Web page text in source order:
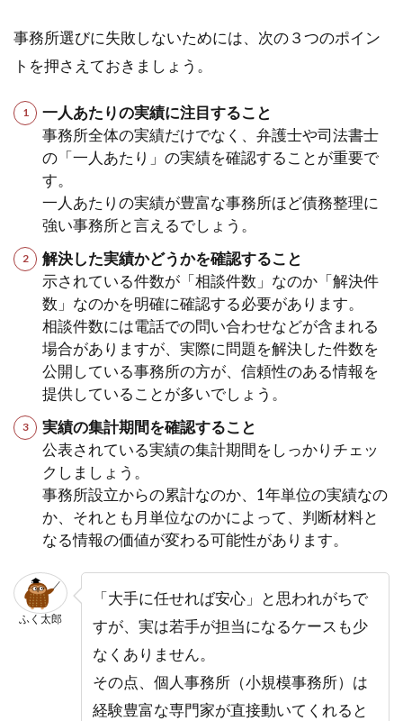
事務所選びに失敗しないためには、次の３つのポイン
トを押さえておきましょう。
一人あたりの実績に注目すること
事務所全体の実績だけでなく、弁護士や司法書士
の「一人あたり」の実績を確認することが重要で
す。
一人あたりの実績が豊富な事務所ほど債務整理に
強い事務所と言えるでしょう。
解決した実績かどうかを確認すること
示されている件数が「相談件数」なのか「解決件
数」なのかを明確に確認する必要があります。
相談件数には電話での問い合わせなどが含まれる
場合がありますが、実際に問題を解決した件数を
公開している事務所の方が、信頼性のある情報を
提供していることが多いでしょう。
実績の集計期間を確認すること
公表されている実績の集計期間をしっかりチェッ
クしましょう。
事務所設立からの累計なのか、1年単位の実績なの
か、それとも月単位なのかによって、判断材料と
なる情報の価値が変わる可能性があります。
ふく太郎
「大手に任せれば安心」と思われがちで
すが、実は若手が担当になるケースも少
なくありません。
その点、個人事務所（小規模事務所）は
経験豊富な専門家が直接動いてくれると